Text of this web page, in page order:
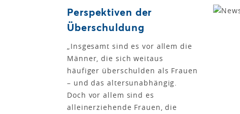
Perspektiven der
Überschuldung
„Insgesamt sind es vor allem die
Männer, die sich weitaus
häufiger überschulden als Frauen
– und das altersunabhängig.
Doch vor allem sind es
alleinerziehende Frauen, die